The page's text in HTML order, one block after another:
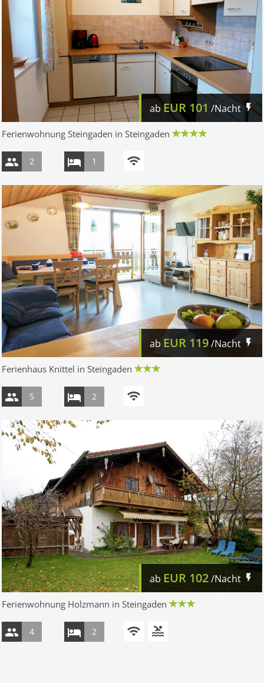
ab EUR 101 /Nacht
Ferienwohnung Steingaden in Steingaden
2 1
ab EUR 119/Nacht
Ferienhaus Knittel in Steingaden
5 2
ab EUR 102/Nacht
Ferienwohnung Holzmann in Steingaden
4 2